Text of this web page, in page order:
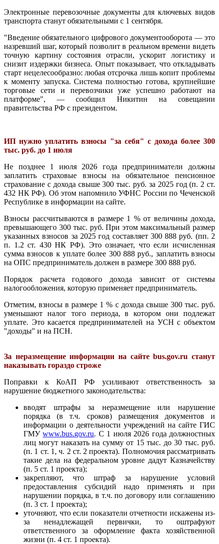
Электронные перевозочные документы для ключевых видов
транспорта станут обязательными с 1 сентября.
"Введение обязательного цифрового документооборота — это
назревший шаг, который позволит в реальном времени видеть
точную картину состояния отрасли, ускорит логистику и
снизит издержки бизнеса. Опыт показывает, что откладывать
старт нецелесообразно: любая отсрочка лишь копит проблемы
к моменту запуска. Система полностью готова, крупнейшие
торговые сети и перевозчики уже успешно работают на
платформе", — сообщил Никитин на совещании
правительства РФ с президентом.
ИП нужно уплатить взносы "за себя" с дохода более 300
тыс. руб. до 1 июля
Не позднее 1 июля 2026 года предприниматели должны
заплатить страховые взносы на обязательное пенсионное
страхование с дохода свыше 300 тыс. руб. за 2025 год (п. 2 ст.
432 НК РФ). Об этом напомнило УФНС России по Чеченской
Республике в информации на сайте.
Взносы рассчитываются в размере 1 % от величины дохода,
превышающего 300 тыс. руб. При этом максимальный размер
указанных взносов за 2025 год составляет 300 888 руб. (пп. 2
п. 1.2 ст. 430 НК РФ). Это означает, что если исчисленная
сумма взносов к уплате более 300 888 руб., заплатить взносы
на ОПС предприниматель должен в размере 300 888 руб.
Порядок расчета годового дохода зависит от системы
налогообложения, которую применяет предприниматель.
Отметим, взносы в размере 1 % с дохода свыше 300 тыс. руб.
уменьшают налог того периода, в котором они подлежат
уплате. Это касается предпринимателей на УСН с объектом
"доходы" и на ПСН.
За неразмещение информации на сайте bus.gov.ru станут
наказывать гораздо строже
Поправки к КоАП РФ усиливают ответственность за
нарушение бюджетного законодательства:
вводят штрафы за неразмещение или нарушение
порядка (в т.ч. сроков) размещения документов и
информации о деятельности учреждений на сайте ГИС
ГМУwww.bus.gov.ru. С 1 июля 2026 года должностных
лиц могут наказать на сумму от 15 тыс. до 30 тыс. руб.
(п. 1 ст. 1, ч. 2 ст. 2 проекта). Полномочия рассматривать
такие дела на федеральном уровне дадут Казначейству
(п. 5 ст. 1 проекта);
закрепляют, что штраф за нарушение условий
предоставления субсидий надо применять и при
нарушении порядка, в т.ч. по договору или соглашению
(п. 3 ст. 1 проекта);
уточняют, что если показатели отчетности искажены из-
за ненадлежащей первички, то оштрафуют
ответственного за оформление факта хозяйственной
жизни (п. 4 ст. 1 проекта).